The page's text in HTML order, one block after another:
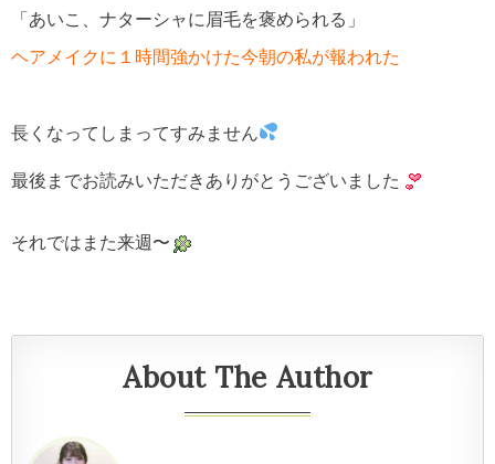
「あいこ、ナターシャに眉毛を褒められる」
ヘアメイクに１時間強かけた今朝の私が報われた
長くなってしまってすみません
最後までお読みいただきありがとうございました
それではまた来週〜
About The Author